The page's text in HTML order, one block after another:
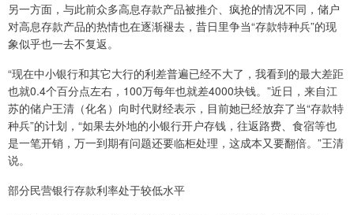
另一方面，与此前众多高息存款产品被推介、疯抢的情况不同，储户
对高息存款产品的热情也在逐渐褪去，昔日里争当“存款特种兵”的现
象似乎也一去不复返。
“现在中小银行和其它大行的利差普遍已经不大了，我看到的最大差距
也就0.4个百分点左右，100万每年也就差4000块钱。”近日，来自江
苏的储户王清（化名）向时代财经表示，目前她已经放弃了当“存款特
种兵”的计划，“如果去外地的小银行开户存钱，往返路费、食宿等也
是一笔开销，万一到期有问题还要临柜处理，这成本又要翻倍。”王清
说。
部分民营银行存款利率处于较低水平